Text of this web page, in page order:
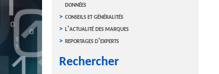
données
conseils et généralités
l'actualité des marques
reportages d'experts
Rechercher